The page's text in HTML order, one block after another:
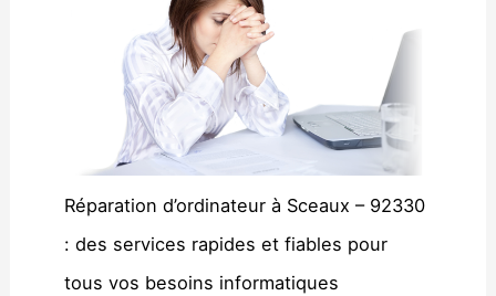
Réparation d’ordinateur à Sceaux – 92330
: des services rapides et fiables pour
tous vos besoins informatiques